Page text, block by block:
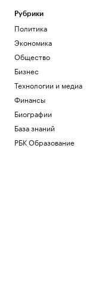
пожарного
Общество
Ракетную опасность
Московской области
Политика
В семи регионах,
область, объявили
Политика
«Одиссея» Нолана
более $1 млрд
Общество
Bloomberg узнал,
Рубрики
Политика
Экономика
Общество
Бизнес
Технологии и медиа
Финансы
Биографии
База знаний
РБК Образование